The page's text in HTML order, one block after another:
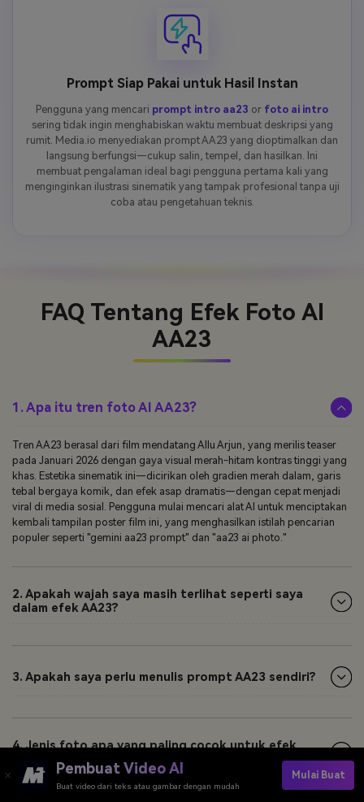
Prompt Siap Pakai untuk Hasil Instan
Pengguna yang mencari prompt intro aa23 or foto ai intro
sering tidak ingin menghabiskan waktu membuat deskripsi yang
rumit. Media.io menyediakan prompt AA23 yang dioptimalkan dan
langsung berfungsi—cukup salin, tempel, dan hasilkan. Ini
membuat pengalaman ideal bagi pengguna pertama kali yang
menginginkan ilustrasi sinematik yang tampak profesional tanpa uji
coba atau pengetahuan teknis.
FAQ Tentang Efek Foto AI
AA23
1. Apa itu tren foto AI AA23?
Tren AA23 berasal dari film mendatang Allu Arjun, yang merilis teaser
pada Januari 2026 dengan gaya visual merah-hitam kontras tinggi yang
khas. Estetika sinematik ini—dicirikan oleh gradien merah dalam, garis
tebal bergaya komik, dan efek asap dramatis—dengan cepat menjadi
viral di media sosial. Pengguna mulai mencari alat AI untuk menciptakan
kembali tampilan poster film ini, yang menghasilkan istilah pencarian
populer seperti "gemini aa23 prompt" dan "aa23 ai photo."
2. Apakah wajah saya masih terlihat seperti saya
dalam efek AA23?
3. Apakah saya perlu menulis prompt AA23 sendiri?
4. Jenis foto apa yang paling cocok untuk efek
Pembuat Video AI
Buat video dari teks atau gambar dengan mudah
Mulai Buat